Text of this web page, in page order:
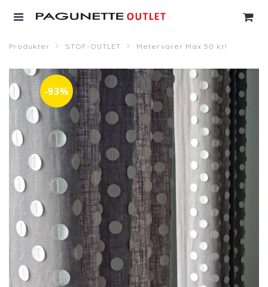
Produkter STOF-OUTLET Metervarer Max 50 kr!
-93%